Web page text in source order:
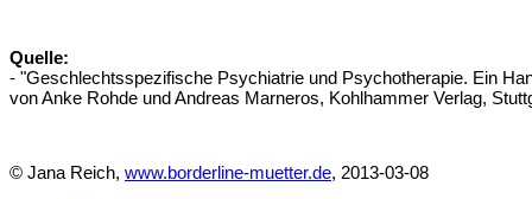
Quelle:
- "Geschlechtsspezifische Psychiatrie und Psychotherapie. Ein
von Anke Rohde und Andreas Marneros, Kohlhammer Verlag,
© Jana Reich, www.borderline-muetter.de, 2013-03-08